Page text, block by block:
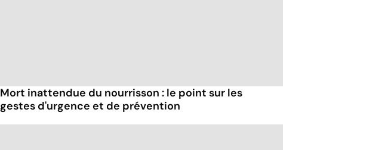
Mort inattendue du nourrisson : le point sur les
gestes d'urgence et de prévention